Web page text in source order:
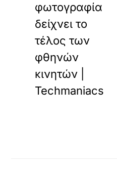
φωτογραφία
δείχνει το
τέλος των
φθηνών
κινητών |
Techmaniacs